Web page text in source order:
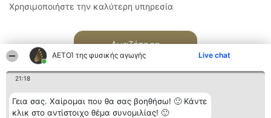
ΑΕΤΟΊ της φυσικής αγωγής Live chat
21:18
Γεια σας. Χαίρομαι που θα σας βοηθήσω! 🙂 Κάντε
κλικ στο αντίστοιχο θέμα συνομιλίας! 🙂
Χρησιμοποιήστε την καλύτερη υπηρεσία
Αναζήτηση